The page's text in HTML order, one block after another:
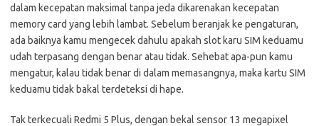
dalam kecepatan maksimal tanpa jeda dikarenakan kecepatan
memory card yang lebih lambat. Sebelum beranjak ke pengaturan,
ada baiknya kamu mengecek dahulu apakah slot karu SIM keduamu
udah terpasang dengan benar atau tidak. Sehebat apa-pun kamu
mengatur, kalau tidak benar di dalam memasangnya, maka kartu SIM
keduamu tidak bakal terdeteksi di hape.
Tak terkecuali Redmi 5 Plus, dengan bekal sensor 13 megapixel